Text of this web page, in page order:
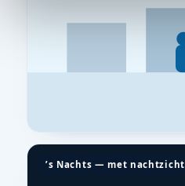
’s Nachts — met nachtzicht